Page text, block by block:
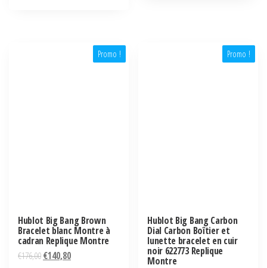
Promo !
Hublot Big Bang Brown
Bracelet blanc Montre à
cadran Replique Montre
€176,00€140,80
Promo !
Hublot Big Bang Carbon
Dial Carbon Boîtier et
lunette bracelet en cuir
noir 622773 Replique
Montre